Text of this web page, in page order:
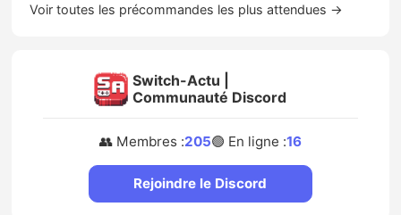
Voir toutes les précommandes les plus attendues →
Switch-Actu |
Communauté Discord
👥 Membres :205🟢 En ligne :16
Rejoindre le Discord